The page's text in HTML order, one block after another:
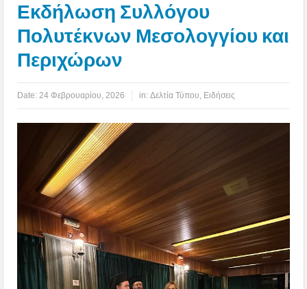
Εκδήλωση Συλλόγου
Πολυτέκνων Μεσολογγίου και
Περιχώρων
Date: 24 Φεβρουαρίου, 2026 in:Δελτία Τύπου Ειδήσεις